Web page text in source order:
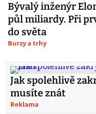
Bývalý inženýr
půl miliardy. Při
do světa
Burzy a trhy
Jak spolehlivě
musíte znát
Reklama